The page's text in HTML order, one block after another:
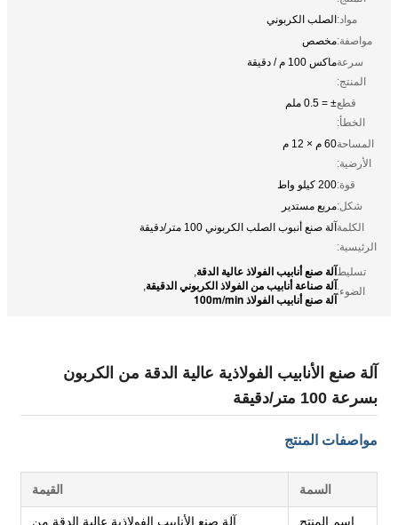
مواد:الصلب الكربوني
مواصفة:مخصص
سرعة
المنتج:
ماكس 100 م / دقيقة
قطع
الخطأ:
± = 0.5 ملم
المساحة
الأرضية:
60 م × 12 م
قوة:200 كيلو واط
شكل:مربع مستدير
الكلمة
الرئيسية:
آلة صنع أنبوب الصلب الكربوني 100 متر/دقيقة
تسليط
الضوء:
آلة صنع أنابيب الفولاذ عالية الدقة,
آلة صناعة أنابيب من الفولاذ الكربوني الدقيقة,
آلة صنع أنابيب الفولاذ 100m/min
آلة صنع الأنابيب الفولاذية عالية الدقة من الكربون
بسرعة 100 متر/دقيقة
مواصفات المنتج
السمة القيمة
اسم المنتج
آلة صنع الأنابيب الفولاذية عالية الدقة من